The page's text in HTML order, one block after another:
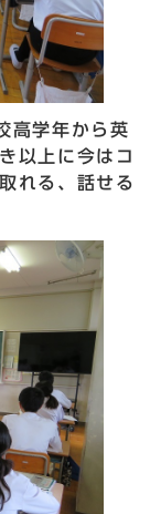
高学年から英
以上に今はコ
れる、話せる